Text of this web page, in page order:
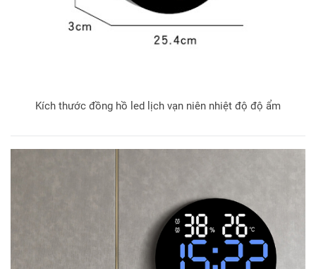
Kích thước đồng hồ led lịch vạn niên nhiệt độ độ ẩm